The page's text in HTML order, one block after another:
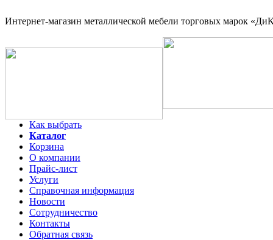
Интернет-магазин металлической мебели торговых марок
Как выбрать
Каталог
Корзина
О компании
Прайс-лист
Услуги
Справочная информация
Новости
Сотрудничество
Контакты
Обратная связь